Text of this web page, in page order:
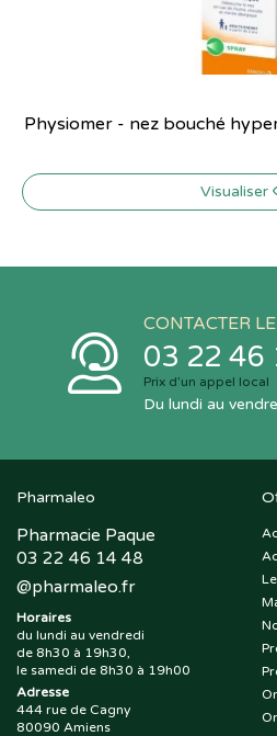
Physiomer - nez bouché
Visualiser
CONTACTER
03 22 46
Prix d’un appel local
Du lundi au
Pharmaleo
Pharmacie Paque
03 22 46 14 48
@pharmaleo.fr
Horaires
du lundi au vendredi
de 8h30 à 19h30,
le samedi de 8h30 à 19h00
Adresse
444 rue de Cagny
80090 Amiens